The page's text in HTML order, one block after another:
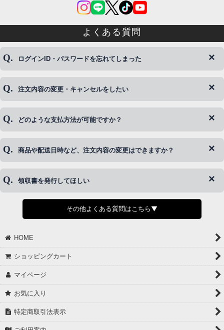
よくある質問
ログインID・パスワードを忘れてしまった
◆下記ページより、ログインIDの変更が可能です。
注文内容の変更・キャンセルをしたい
◆即日発送を行なっている関係上、午後以降のご連絡やキャンセル
※発送後、発送準備が完了しお手続きが間に合わない場合は変更、
どのような支払方法が可能ですか？
◆代金引換・クレジットカード・携帯キャリア決済・おねだり決
商品や配送日時など、注文内容の変更はできますか？
◆商品発送前の変更は承っております。
さい。
領収書を発行してほしい
◆領収書はご希望頂いた場合のみ発行しております。
【これからご注文する場合】
願いします。
②宛名（空欄は上様は不可）
③但し書き（空欄やお品代は不可）
【すでにご注文が完了している場合】
①お電話・メール・LINEにて領収書希望の連絡をお願い致します
②後日、郵送にて領収書を送らせて頂きます。
その他よくある質問はこちら▼
HOME
ショッピングカート
マイページ
お気に入り
特定商取引法表示